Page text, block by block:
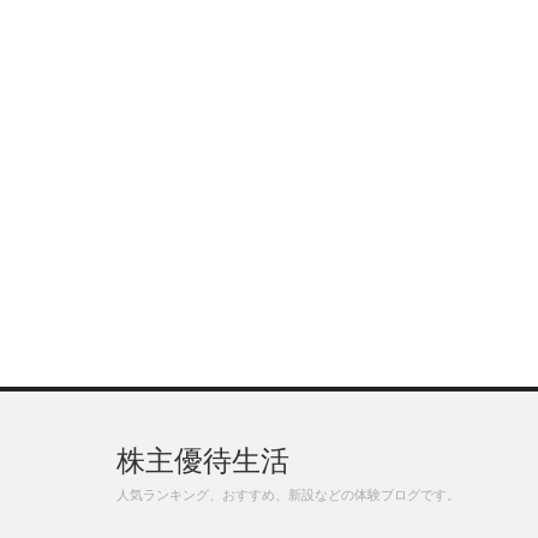
株主優待生活
人気ランキング、おすすめ、新設などの体験ブログです。